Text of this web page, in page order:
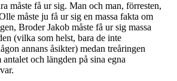
måste få ur sig. Man och man, förresten,
måste ju få ur sig en massa fakta om
Broder Jakob måste få ur sig massa
(vilka som helst, bara de inte
annans åsikter) medan treåringen
och längden på sina egna